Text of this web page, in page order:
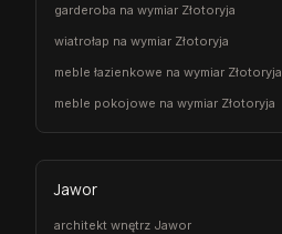
garderoba na wymiar Złotoryja
wiatrołap na wymiar Złotoryja
meble łazienkowe na wymiar Złotoryja
meble pokojowe na wymiar Złotoryja
Jawor
architekt wnętrz Jawor